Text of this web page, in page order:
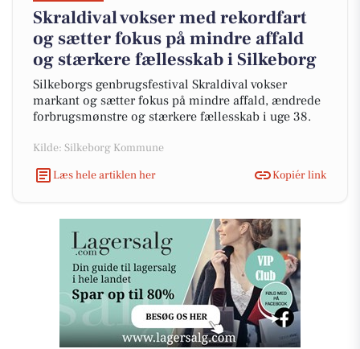
Skraldival vokser med rekordfart
og sætter fokus på mindre affald
og stærkere fællesskab i Silkeborg
Silkeborgs genbrugsfestival Skraldival vokser
markant og sætter fokus på mindre affald, ændrede
forbrugsmønstre og stærkere fællesskab i uge 38.
Kilde: Silkeborg Kommune
Læs hele artiklen her
Kopiér link